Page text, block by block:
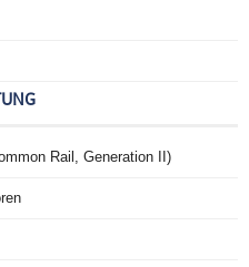
Rail, Generation II)